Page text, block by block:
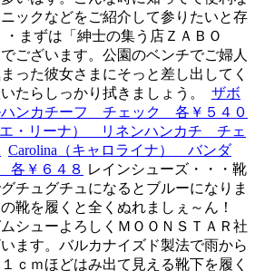
ックなどをご紹介して参りたいと存
まずは「紳士の集う店ＺＡＢＯ
ございます。公園のベンチでご婦人
った彼女さまにそっと差し出してく
たらしっかり拭きましょう。
ザボ
ンカチーフ チェック 各￥５４０
エ・リーナ） リネンハンカチ チェ
Carolina（キャロライナ） バンダ
各￥６４８ レインシューズ・・・靴
チュグチュになるとブルーになりま
靴を履くと全くぬれましぇ～ん！
シューよろしくＭＯＯＮＳＴＡＲ社
ます。バルカナイズド製法で雨から
ｃｍほどはみ出て見える靴下を履く